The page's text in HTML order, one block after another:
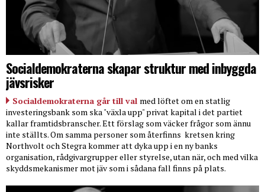
Socialdemokraterna skapar struktur med inbyggda
jävsrisker
Socialdemokraterna går till val med löftet om en statlig
investeringsbank som ska "växla upp" privat kapital i det partiet
kallar framtidsbranscher. Ett förslag som väcker frågor som ännu
inte ställts. Om samma personer som återfinns kretsen kring
Northvolt och Stegra kommer att dyka upp i en ny banks
organisation, rådgivargrupper eller styrelse, utan när, och med vilka
skyddsmekanismer mot jäv som i sådana fall finns på plats.